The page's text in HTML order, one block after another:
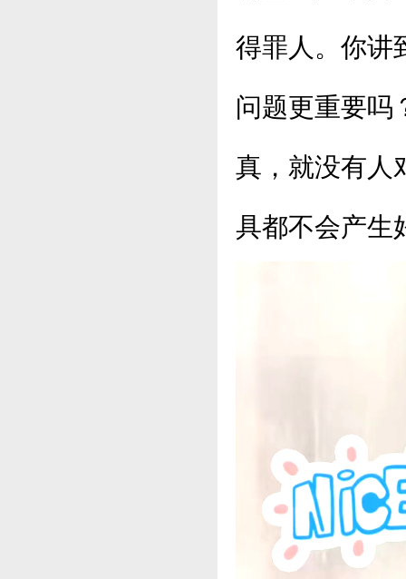
得罪人。你讲
问题更重要吗
真，就没有人
具都不会产生